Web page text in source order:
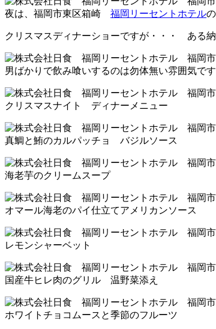
夜は、福岡市東区箱崎 福岡リーセントホテル
クリスマスディナーショーですが・・・ ある
男ばかりで飲み喰いするのは勿体無い雰囲気です
クリスマスナイト ディナーメニュー
真鯛と鮪のカルパッチョ バジルソース
海老芋のクリームスープ
オマール海老のパイ仕立てアメリカンソース
レモンシャーベット
国産牛ヒレ肉のグリル 温野菜添え
ホワイトチョコムースと季節のフルーツ